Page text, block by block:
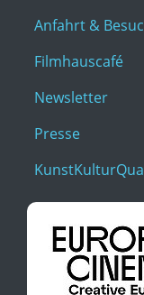
Anfahrt &
Filmhauscafé
Newsletter
Presse